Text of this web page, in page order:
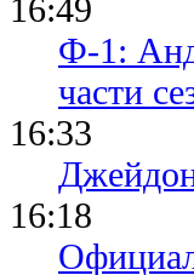
16:49
Ф-1:
части
16:33
16:18